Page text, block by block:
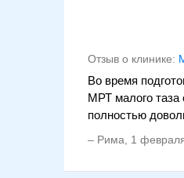
Отзыв о клинике:
Во время
МРТ малого таза
полностью
– Рима 1